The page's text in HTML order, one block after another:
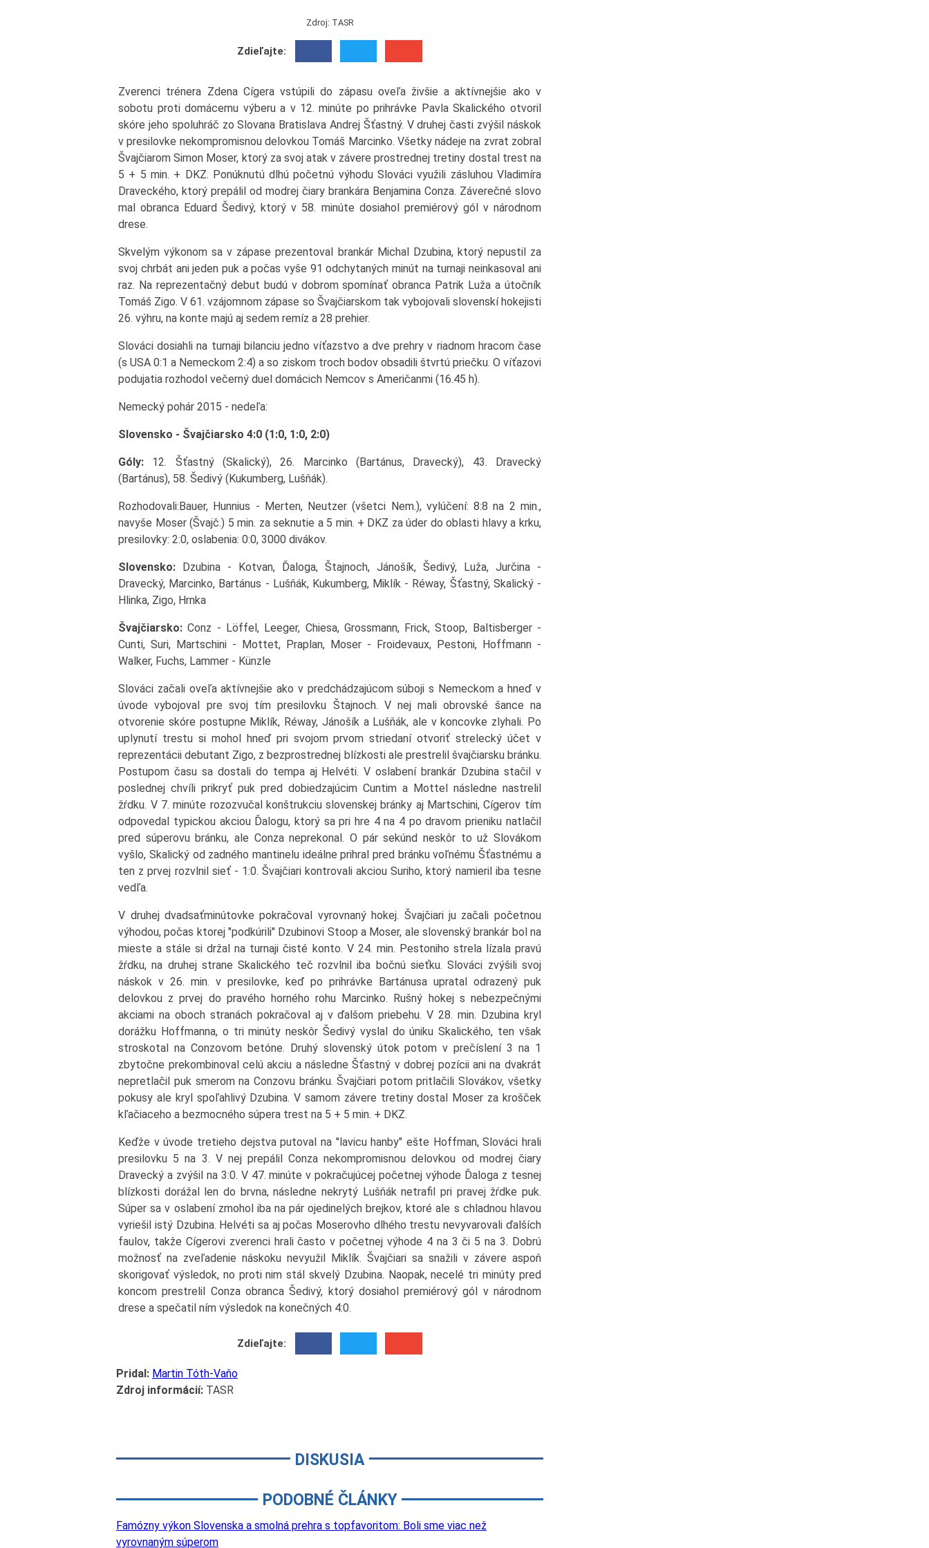
Zdroj: TASR
Zdieľajte:
Zverenci trénera Zdena Cígera vstúpili do zápasu oveľa živšie a aktívnejšie ako v
sobotu proti domácemu výberu a v 12. minúte po prihrávke Pavla Skalického otvoril
skóre jeho spoluhráč zo Slovana Bratislava Andrej Šťastný. V druhej časti zvýšil náskok
v presilovke nekompromisnou delovkou Tomáš Marcinko. Všetky nádeje na zvrat zobral
Švajčiarom Simon Moser, ktorý za svoj atak v závere prostrednej tretiny dostal trest na
5 + 5 min. + DKZ. Ponúknutú dlhú početnú výhodu Slováci využili zásluhou Vladimíra
Draveckého, ktorý prepálil od modrej čiary brankára Benjamina Conza. Záverečné slovo
mal obranca Eduard Šedivý, ktorý v 58. minúte dosiahol premiérový gól v národnom
drese.
Skvelým výkonom sa v zápase prezentoval brankár Michal Dzubina, ktorý nepustil za
svoj chrbát ani jeden puk a počas vyše 91 odchytaných minút na turnaji neinkasoval ani
raz. Na reprezentačný debut budú v dobrom spomínať obranca Patrik Luža a útočník
Tomáš Zigo. V 61. vzájomnom zápase so Švajčiarskom tak vybojovali slovenskí hokejisti
26. výhru, na konte majú aj sedem remíz a 28 prehier.
Slováci dosiahli na turnaji bilanciu jedno víťazstvo a dve prehry v riadnom hracom čase
(s USA 0:1 a Nemeckom 2:4) a so ziskom troch bodov obsadili štvrtú priečku. O víťazovi
podujatia rozhodol večerný duel domácich Nemcov s Američanmi (16.45 h).
Nemecký pohár 2015 - nedeľa:
Slovensko - Švajčiarsko 4:0 (1:0, 1:0, 2:0)
Góly: 12. Šťastný (Skalický), 26. Marcinko (Bartánus, Dravecký), 43. Dravecký
(Bartánus), 58. Šedivý (Kukumberg, Lušňák).
Rozhodovali:Bauer, Hunnius - Merten, Neutzer (všetci Nem.), vylúčení: 8:8 na 2 min.,
navyše Moser (Švajč.) 5 min. za seknutie a 5 min. + DKZ za úder do oblasti hlavy a krku,
presilovky: 2:0, oslabenia: 0:0, 3000 divákov.
Slovensko: Dzubina - Kotvan, Ďaloga, Štajnoch, Jánošík, Šedivý, Luža, Jurčina -
Dravecký, Marcinko, Bartánus - Lušňák, Kukumberg, Miklík - Réway, Šťastný, Skalický -
Hlinka, Zigo, Hrnka
Švajčiarsko: Conz - Löffel, Leeger, Chiesa, Grossmann, Frick, Stoop, Baltisberger -
Cunti, Suri, Martschini - Mottet, Praplan, Moser - Froidevaux, Pestoni, Hoffmann -
Walker, Fuchs, Lammer - Künzle
Slováci začali oveľa aktívnejšie ako v predchádzajúcom súboji s Nemeckom a hneď v
úvode vybojoval pre svoj tím presilovku Štajnoch. V nej mali obrovské šance na
otvorenie skóre postupne Miklík, Réway, Jánošík a Lušňák, ale v koncovke zlyhali. Po
uplynutí trestu si mohol hneď pri svojom prvom striedaní otvoriť strelecký účet v
reprezentácii debutant Zigo, z bezprostrednej blízkosti ale prestrelil švajčiarsku bránku.
Postupom času sa dostali do tempa aj Helvéti. V oslabení brankár Dzubina stačil v
poslednej chvíli prikryť puk pred dobiedzajúcim Cuntim a Mottel následne nastrelil
žŕdku. V 7. minúte rozozvučal konštrukciu slovenskej bránky aj Martschini, Cígerov tím
odpovedal typickou akciou Ďalogu, ktorý sa pri hre 4 na 4 po dravom prieniku natlačil
pred súperovu bránku, ale Conza neprekonal. O pár sekúnd neskôr to už Slovákom
vyšlo, Skalický od zadného mantinelu ideálne prihral pred bránku voľnému Šťastnému a
ten z prvej rozvlnil sieť - 1:0. Švajčiari kontrovali akciou Suriho, ktorý namieril iba tesne
vedľa.
V druhej dvadsaťminútovke pokračoval vyrovnaný hokej. Švajčiari ju začali početnou
výhodou, počas ktorej "podkúrili" Dzubinovi Stoop a Moser, ale slovenský brankár bol na
mieste a stále si držal na turnaji čisté konto. V 24. min. Pestoniho strela lízala pravú
žŕdku, na druhej strane Skalického teč rozvlnil iba bočnú sieťku. Slováci zvýšili svoj
náskok v 26. min. v presilovke, keď po prihrávke Bartánusa upratal odrazený puk
delovkou z prvej do pravého horného rohu Marcinko. Rušný hokej s nebezpečnými
akciami na oboch stranách pokračoval aj v ďalšom priebehu. V 28. min. Dzubina kryl
dorážku Hoffmanna, o tri minúty neskôr Šedivý vyslal do úniku Skalického, ten však
stroskotal na Conzovom betóne. Druhý slovenský útok potom v prečíslení 3 na 1
zbytočne prekombinoval celú akciu a následne Šťastný v dobrej pozícii ani na dvakrát
nepretlačil puk smerom na Conzovu bránku. Švajčiari potom pritlačili Slovákov, všetky
pokusy ale kryl spoľahlivý Dzubina. V samom závere tretiny dostal Moser za krošček
kľačiaceho a bezmocného súpera trest na 5 + 5 min. + DKZ.
Keďže v úvode tretieho dejstva putoval na "lavicu hanby" ešte Hoffman, Slováci hrali
presilovku 5 na 3. V nej prepálil Conza nekompromisnou delovkou od modrej čiary
Dravecký a zvýšil na 3:0. V 47. minúte v pokračujúcej početnej výhode Ďaloga z tesnej
blízkosti dorážal len do brvna, následne nekrytý Lušňák netrafil pri pravej žŕdke puk.
Súper sa v oslabení zmohol iba na pár ojedinelých brejkov, ktoré ale s chladnou hlavou
vyriešil istý Dzubina. Helvéti sa aj počas Moserovho dlhého trestu nevyvarovali ďalších
faulov, takže Cígerovi zverenci hrali často v početnej výhode 4 na 3 či 5 na 3. Dobrú
možnosť na zveľadenie náskoku nevyužil Miklík. Švajčiari sa snažili v závere aspoň
skorigovať výsledok, no proti nim stál skvelý Dzubina. Naopak, necelé tri minúty pred
koncom prestrelil Conza obranca Šedivý, ktorý dosiahol premiérový gól v národnom
drese a spečatil ním výsledok na konečných 4:0.
Zdieľajte:
Pridal: Martin Tóth-Vaňo
Zdroj informácií: TASR
DISKUSIA
PODOBNÉ ČLÁNKY
Famózny výkon Slovenska a smolná prehra s topfavoritom: Boli sme viac než
vyrovnaným súperom